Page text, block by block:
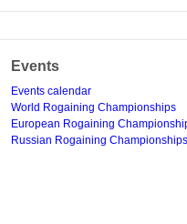
Events
Events calendar
World Rogaining Championships
European Rogaining
Russian Rogaining Championships